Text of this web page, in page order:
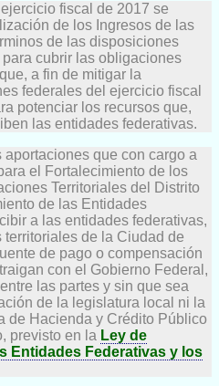
fiscal de 2017 se
de los Ingresos de las
de las disposiciones
cubrir las obligaciones
a fin de mitigar la
federales del ejercicio fiscal
potenciar los recursos que,
las entidades federativas.
que con cargo a
el Fortalecimiento de los
Territoriales del Distrito
de las Entidades
a las entidades federativas,
de la Ciudad de
de pago o compensación
con el Gobierno Federal,
las partes y sin que sea
de la legislatura local ni la
de Hacienda y Crédito Público
previsto en la Ley de
Entidades Federativas y los